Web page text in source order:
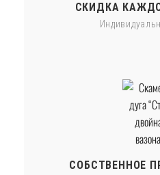
СКИДКА
СОБСТВЕННОЕ